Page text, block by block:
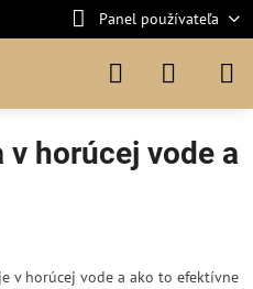
Panel používateľa
v horúcej vode a
v horúcej vode a ako to efektívne